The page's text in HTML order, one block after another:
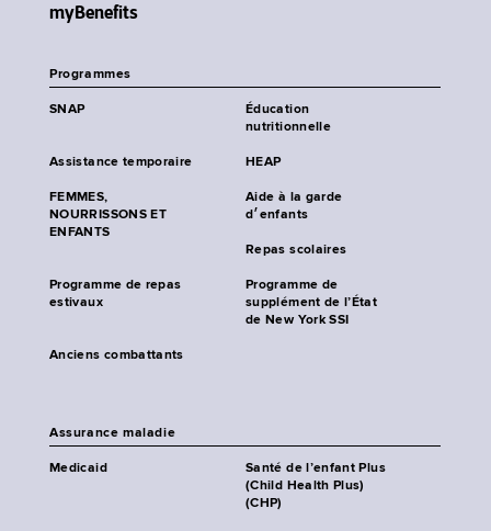
myBenefits
Programmes
SNAP
Éducation
nutritionnelle
Assistance temporaire HEAP
FEMMES,
NOURRISSONS ET
ENFANTS
Aide à la garde
d׳enfants
Repas scolaires
Programme de repas
estivaux
Programme de
supplément de l’État
de New York SSI
Anciens combattants
Assurance maladie
Medicaid
Santé de l’enfant Plus
(Child Health Plus)
(CHP)